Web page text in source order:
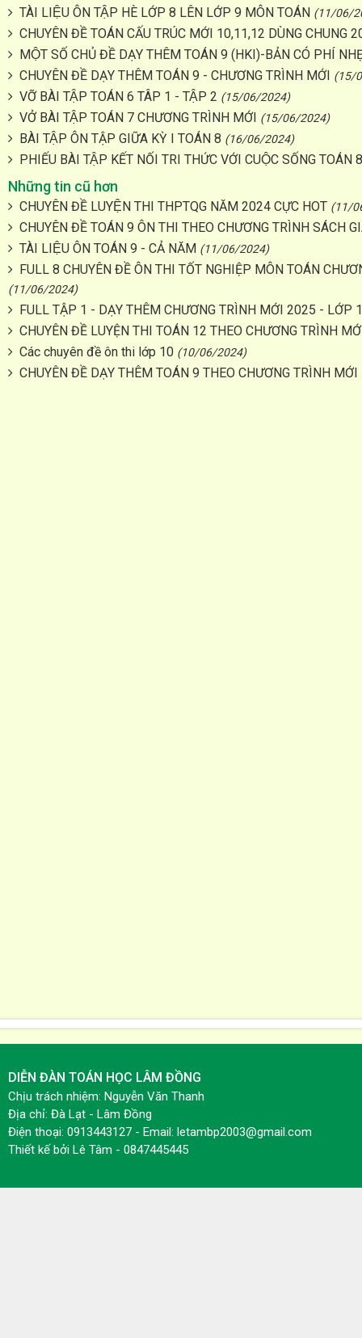
TÀI LIỆU ÔN TẬP HÈ LỚP 8 LÊN LỚP 9 MÔN TOÁN (11/06/
CHUYÊN ĐỀ TOÁN CẤU TRÚC MỚI 10,11,12 DÙNG CHUNG
MỘT SỐ CHỦ ĐỀ DẠY THÊM TOÁN 9 (HKI)-BẢN CÓ PHÍ
CHUYÊN ĐỀ DẠY THÊM TOÁN 9 - CHƯƠNG TRÌNH MỚI (15/
VỠ BÀI TẬP TOÁN 6 TÂP 1 - TẬP 2 (15/06/2024)
VỞ BÀI TẬP TOÁN 7 CHƯƠNG TRÌNH MỚI (15/06/2024)
BÀI TẬP ÔN TẬP GIỮA KỲ I TOÁN 8 (16/06/2024)
PHIẾU BÀI TẬP KẾT NỐI TRI THỨC VỚI CUỘC SỐNG TOÁN 8
Những tin cũ hơn
CHUYÊN ĐỀ LUYỆN THI THPTQG NĂM 2024 CỰC HOT (11/
CHUYÊN ĐỀ TOÁN 9 ÔN THI THEO CHƯƠNG TRÌNH SÁCH
TÀI LIỆU ÔN TOÁN 9 - CẢ NĂM (11/06/2024)
FULL 8 CHUYÊN ĐỀ ÔN THI TỐT NGHIỆP MÔN TOÁN
(11/06/2024)
FULL TẬP 1 - DẠY THÊM CHƯƠNG TRÌNH MỚI 2025 - LỚP
CHUYÊN ĐỀ LUYỆN THI TOÁN 12 THEO CHƯƠNG TRÌNH
Các chuyên đề ôn thi lớp 10 (10/06/2024)
CHUYÊN ĐỀ DẠY THÊM TOÁN 9 THEO CHƯƠNG TRÌNH MỚI
DIỄN ĐÀN TOÁN HỌC LÂM ĐỒNG
Chịu trách nhiệm: Nguyễn Văn Thanh
Địa chỉ: Đà Lạt - Lâm Đồng
Điện thoại: 0913443127 - Email: letambp2003@gmail.com
Thiết kế bởi Lê Tâm - 0847445445